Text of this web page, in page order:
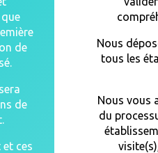
de
de
ces
Nous
tous les
Nous vous
du